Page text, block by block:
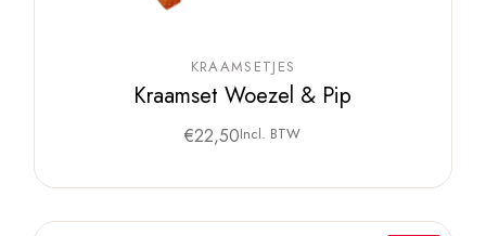
KRAAMSETJES
Kraamset Woezel & Pip
€22,50Incl. BTW